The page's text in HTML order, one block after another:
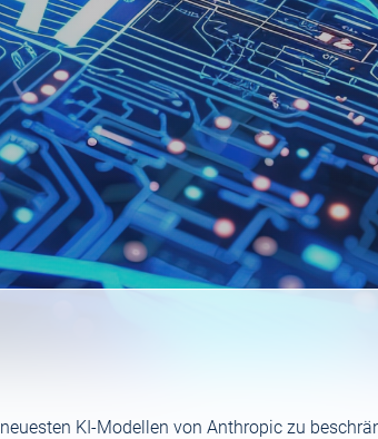
KI-Modellen von Anthropic zu